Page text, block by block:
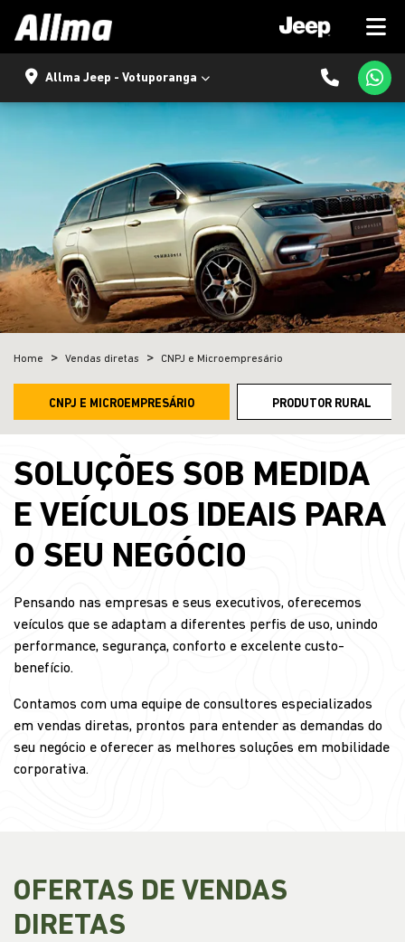
Allma Jeep - Votuporanga
Home Vendas diretas CNPJ e Microempresário
CNPJ E MICROEMPRESÁRIO PRODUTOR RURAL
SOLUÇÕES SOB MEDIDA
E VEÍCULOS IDEAIS PARA
O SEU NEGÓCIO
Pensando nas empresas e seus executivos, oferecemos
veículos que se adaptam a diferentes perfis de uso, unindo
performance, segurança, conforto e excelente custo-
benefício.
Contamos com uma equipe de consultores especializados
em vendas diretas, prontos para entender as demandas do
seu negócio e oferecer as melhores soluções em mobilidade
corporativa.
OFERTAS DE VENDAS
DIRETAS